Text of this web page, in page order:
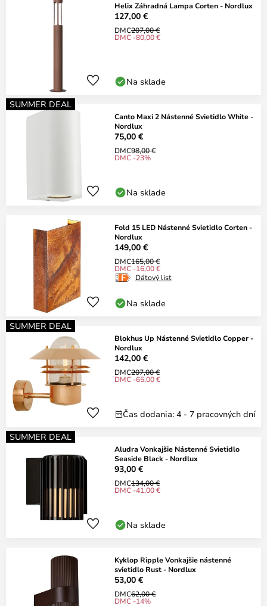
Helix Záhradná Lampa Corten - Nordlux
127,00 €
DMC207,00 €
DMC -80,00 €
Na sklade
SUMMER DEAL
Canto Maxi 2 Nástenné Svietidlo White -
Nordlux
75,00 €
DMC98,00 €
DMC -23%
Na sklade
Fold 15 LED Nástenné Svietidlo Corten -
Nordlux
149,00 €
DMC165,00 €
DMC -16,00 €
Dátový list
Na sklade
SUMMER DEAL
Blokhus Up Nástenné Svietidlo Copper -
Nordlux
142,00 €
DMC207,00 €
DMC -65,00 €
Čas dodania: 4 - 7 pracovných dní
SUMMER DEAL
Aludra Vonkajšie Nástenné Svietidlo
Seaside Black - Nordlux
93,00 €
DMC134,00 €
DMC -41,00 €
Na sklade
Kyklop Ripple Vonkajšie nástenné
svietidlo Rust - Nordlux
53,00 €
DMC62,00 €
DMC -14%